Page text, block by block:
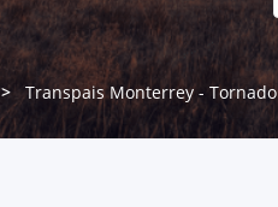
Transpais Monterrey - Tornado